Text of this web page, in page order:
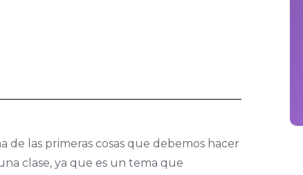
de las primeras cosas que debemos hacer
clase, ya que es un tema que